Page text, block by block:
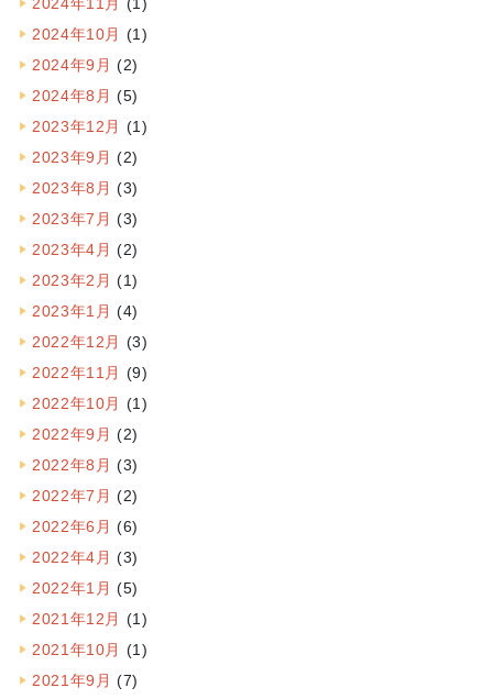
2024年10月 (1)
2024年9月 (2)
2024年8月 (5)
2023年12月 (1)
2023年9月 (2)
2023年8月 (3)
2023年7月 (3)
2023年4月 (2)
2023年2月 (1)
2023年1月 (4)
2022年12月 (3)
2022年11月 (9)
2022年10月 (1)
2022年9月 (2)
2022年8月 (3)
2022年7月 (2)
2022年6月 (6)
2022年4月 (3)
2022年1月 (5)
2021年12月 (1)
2021年10月 (1)
2021年9月 (7)